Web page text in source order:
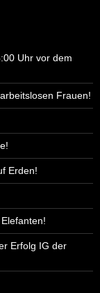
Uhr vor dem
Frauen!
Erden!
Erfolg IG der